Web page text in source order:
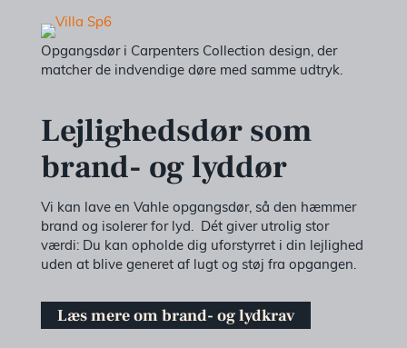
Opgangsdør i Carpenters Collection design, der
matcher de indvendige døre med samme udtryk.
Lejlighedsdør som
brand- og lyddør
Vi kan lave en Vahle opgangsdør, så den hæmmer
brand og isolerer for lyd.
Dét giver utrolig stor
værdi: Du kan opholde dig uforstyrret i din lejlighed
uden at blive generet af lugt og støj fra opgangen.
Læs mere om brand- og lydkrav